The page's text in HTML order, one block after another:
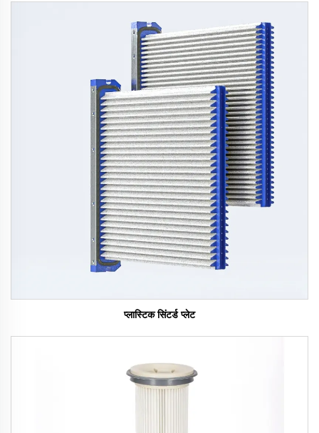
प्लास्टिक सिंटर्ड प्लेट